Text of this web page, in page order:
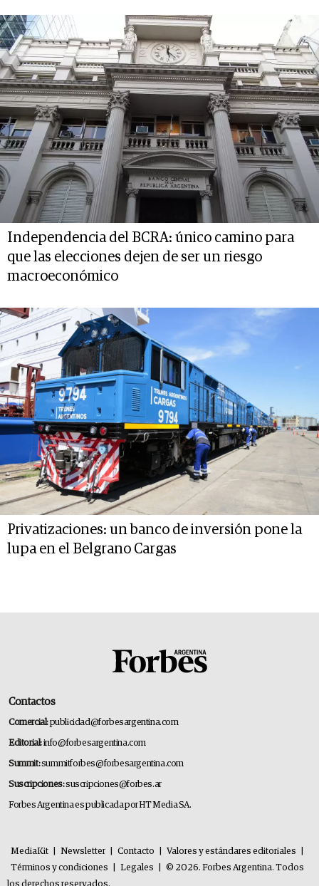
Independencia del BCRA: único camino para
que las elecciones dejen de ser un riesgo
macroeconómico
Privatizaciones: un banco de inversión pone la
lupa en el Belgrano Cargas
Contactos
Comercial:publicidad@forbesargentina.com
Editorial:info@forbesargentina.com
Summit:summitforbes@forbesargentina.com
Suscripciones:suscripciones@forbes.ar
Forbes Argentina es publicada por HT Media SA.
MediaKit Newsletter Contacto Valores y estándares editoriales
Términos y condiciones
Legales
© 2026. Forbes Argentina. Todos